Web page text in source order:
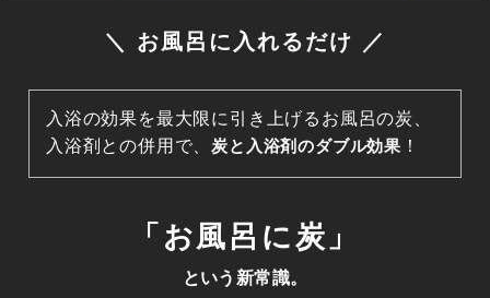
＼ お風呂に入れるだけ ／
入浴の効果を最大限に引き上げるお風呂の炭、
入浴剤との併用で、炭と入浴剤のダブル効果 ！
「お風呂に炭」
という新常識。